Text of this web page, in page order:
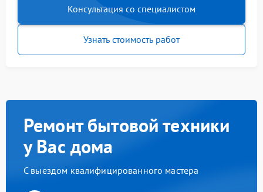
Консультация со специалистом
Узнать стоимость работ
Ремонт бытовой техники
у Вас дома
С выездом квалифицированного мастера